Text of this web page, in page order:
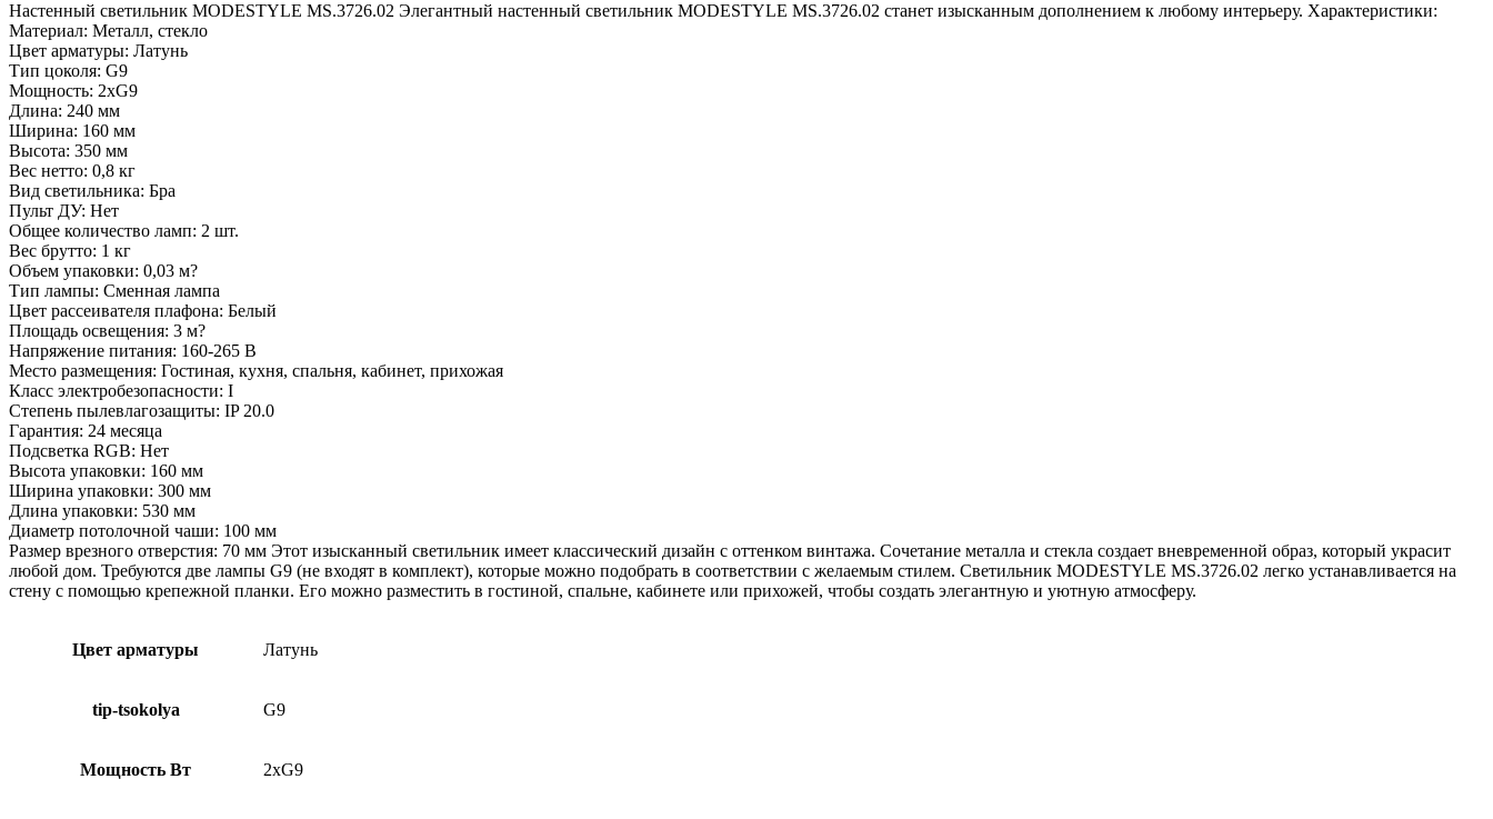
Настенный светильник MODESTYLE MS.3726.02 Элегантный настенный светильник MODESTYLE MS.3726.02 станет изысканным дополнением к любому интерьеру. Характеристики:
Материал: Металл, стекло
Цвет арматуры: Латунь
Тип цоколя: G9
Мощность: 2xG9
Длина: 240 мм
Ширина: 160 мм
Высота: 350 мм
Вес нетто: 0,8 кг
Вид светильника: Бра
Пульт ДУ: Нет
Общее количество ламп: 2 шт.
Вес брутто: 1 кг
Объем упаковки: 0,03 м?
Тип лампы: Сменная лампа
Цвет рассеивателя плафона: Белый
Площадь освещения: 3 м?
Напряжение питания: 160-265 В
Место размещения: Гостиная, кухня, спальня, кабинет, прихожая
Класс электробезопасности: I
Степень пылевлагозащиты: IP 20.0
Гарантия: 24 месяца
Подсветка RGB: Нет
Высота упаковки: 160 мм
Ширина упаковки: 300 мм
Длина упаковки: 530 мм
Диаметр потолочной чаши: 100 мм
Размер врезного отверстия: 70 мм Этот изысканный светильник имеет классический дизайн с оттенком винтажа. Сочетание металла и стекла создает вневременной образ, который украсит
любой дом. Требуются две лампы G9 (не входят в комплект), которые можно подобрать в соответствии с желаемым стилем. Светильник MODESTYLE MS.3726.02 легко устанавливается на
стену с помощью крепежной планки. Его можно разместить в гостиной, спальне, кабинете или прихожей, чтобы создать элегантную и уютную атмосферу.
Цвет арматуры Латунь
tip-tsokolya G9
Мощность Вт 2xG9